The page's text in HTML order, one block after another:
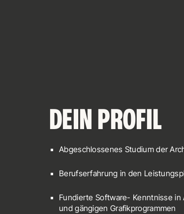
DEIN PROFIL
Abgeschlossenes Studium der
Berufserfahrung in den
Fundierte Software- Kenntnisse in
und gängigen Grafikprogrammen